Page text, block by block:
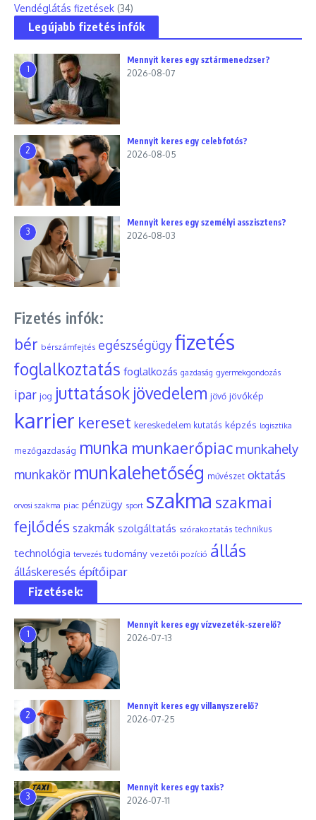
Vendéglátás fizetések (34)
Legújabb fizetés infók
1
Mennyit keres egy sztármenedzser?
2026-08-07
2
Mennyit keres egy celebfotós?
2026-08-05
3
Mennyit keres egy személyi asszisztens?
2026-08-03
Fizetés infók:
bér bérszámfejtés egészségügyfizetés
foglalkoztatás foglalkozás gazdaság gyermekgondozás
ipar jog juttatások jövedelem jövő jövőkép
karrier kereset kereskedelem kutatás képzés logisztika
mezőgazdaság munka munkaerőpiac munkahely
munkakör munkalehetőség művészet oktatás
orvosi szakma piac pénzügy sport szakma szakmai
fejlődés szakmák szolgáltatás szórakoztatás technikus
technológia tervezés tudomány vezetői pozíció állás
álláskeresés építőipar
Fizetések:
1
Mennyit keres egy vízvezeték-szerelő?
2026-07-13
2
Mennyit keres egy villanyszerelő?
2026-07-25
3
Mennyit keres egy taxis?
2026-07-11